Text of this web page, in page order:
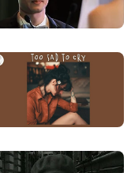
Started talking bout
Bắt đầu nói chuyện về nhau
If I woulda just laid my
Nếu anh có thể đặt ly rượu
And walked out
Và bước ra ngoài
I wouldn't be in my truck
Anh sẽ không ở trong chiếc